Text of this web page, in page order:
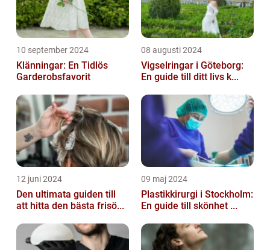
10 september 2024
Klänningar: En Tidlös
Garderobsfavorit
08 augusti 2024
Vigselringar i Göteborg:
En guide till ditt livs k...
12 juni 2024
Den ultimata guiden till
att hitta den bästa frisö...
09 maj 2024
Plastikkirurgi i Stockholm:
En guide till skönhet ...